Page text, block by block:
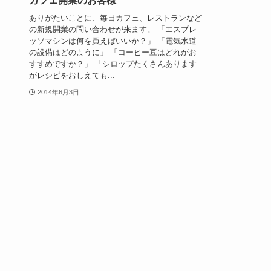
ありがたいことに、毎日カフェ、レストランなど
の新規開業の問い合わせが来ます。 「エスプレ
ッソマシンは何を買えばいいか？」 「電気水道
の設備はどのように」 「コーヒー豆はどれがお
すすめですか？」 「シロップたくさんあります
がレシピをおしえても...
2014年6月3日